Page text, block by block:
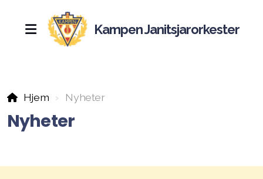
Kampen Janitsjarorkester
Hjem Nyheter
Nyheter
Historie
Hall of fame